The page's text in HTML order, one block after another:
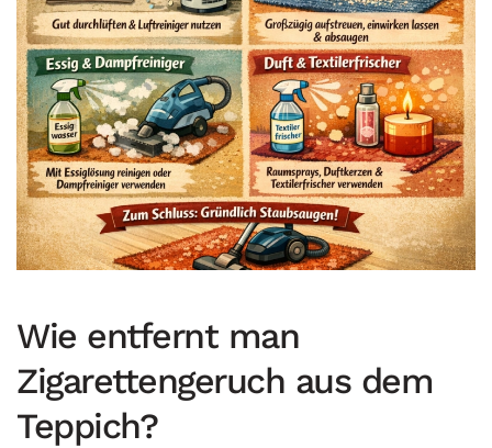
Wie entfernt man
Zigarettengeruch aus dem
Teppich?